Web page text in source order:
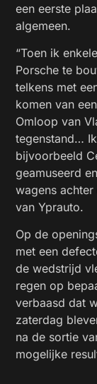
een eerste
algemeen.
“Toen ik
Porsche te
telkens met
komen van
Omloop van
tegenstand…
bijvoorbeeld
geamuseerd
wagens
van Yprauto.
Op de
met een
de wedstrijd
regen op
verbaasd dat
zaterdag
na de sortie
mogelijke